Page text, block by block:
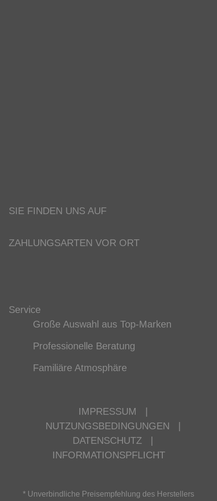
SIE FINDEN UNS AUF
ZAHLUNGSARTEN VOR ORT
Service
Große Auswahl aus Top-Marken
Professionelle Beratung
Familiäre Atmosphäre
IMPRESSUM
NUTZUNGSBEDINGUNGEN
DATENSCHUTZ
INFORMATIONSPFLICHT
* Unverbindliche Preisempfehlung des Herstellers